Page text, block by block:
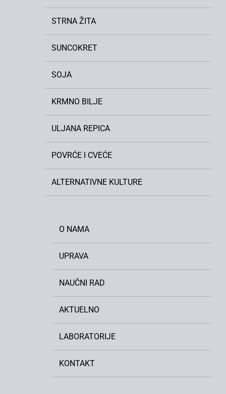
STRNA ŽITA
SUNCOKRET
SOJA
KRMNO BILJE
ULJANA REPICA
POVRĆE I CVEĆE
ALTERNATIVNE KULTURE
O NAMA
UPRAVA
NAUČNI RAD
AKTUELNO
LABORATORIJE
KONTAKT